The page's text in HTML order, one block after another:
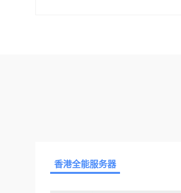
香港全能服务器